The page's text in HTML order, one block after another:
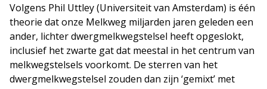
Volgens Phil Uttley (Universiteit van Amsterdam) is één
theorie dat onze Melkweg miljarden jaren geleden een
ander, lichter dwergmelkwegstelsel heeft opgeslokt,
inclusief het zwarte gat dat meestal in het centrum van
melkwegstelsels voorkomt. De sterren van het
dwergmelkwegstelsel zouden dan zijn ‘gemixt’ met